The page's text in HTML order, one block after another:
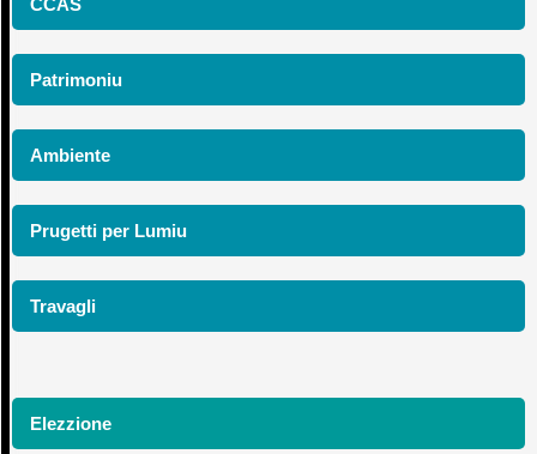
CCAS
Patrimoniu
Ambiente
Prugetti per Lumiu
Travagli
Elezzione